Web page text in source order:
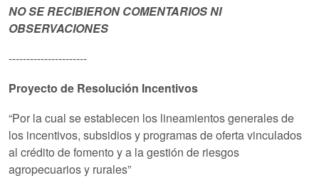
NO SE RECIBIERON COMENTARIOS NI
OBSERVACIONES
----------------------
Proyecto de Resolución Incentivos
“Por la cual se establecen los lineamientos generales de
los incentivos, subsidios y programas de oferta vinculados
al crédito de fomento y a la gestión de riesgos
agropecuarios y rurales”